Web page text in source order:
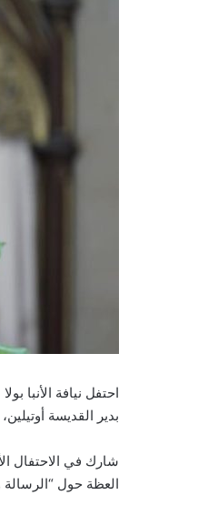
احتفل نيافة الأنبا
بدير القديسة أوتيلين،
شارك في الاحتفال
العظة حول “الرسالة